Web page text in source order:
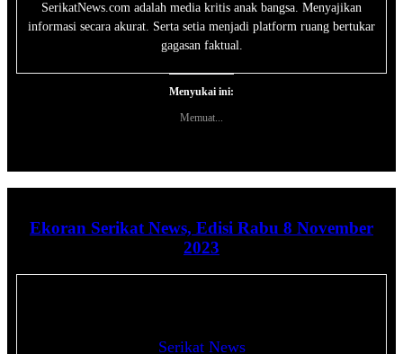
SerikatNews.com adalah media kritis anak bangsa. Menyajikan
informasi secara akurat. Serta setia menjadi platform ruang bertukar
gagasan faktual.
Menyukai ini:
Memuat...
Ekoran Serikat News, Edisi Rabu 8 November
2023
Serikat News